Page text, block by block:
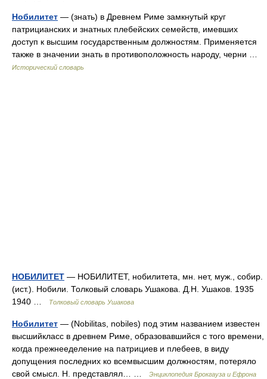
Нобилитет — (знать) в Древнем Риме замкнутый круг
патрицианских и знатных плебейских семейств, имевших
доступ к высшим государственным должностям. Применяется
также в значении знать в противоположность народу, черни …
Исторический словарь
НОБИЛИТЕТ — НОБИЛИТЕТ, нобилитета, мн. нет, муж., собир.
(ист.). Нобили. Толковый словарь Ушакова. Д.Н. Ушаков. 1935
1940 …
Толковый словарь Ушакова
Нобилитет — (Nobilitas, nobiles) под этим названием известен
высшийкласс в древнем Риме, образовавшийся с того времени,
когда прежнееделение на патрициев и плебеев, в виду
допущения последних ко всемвысшим должностям, потеряло
свой смысл. Н. представлял… …
Энциклопедия Брокгауза и Ефрона